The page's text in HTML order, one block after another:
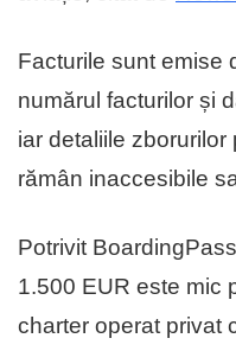
Facturile sunt emise
numărul facturilor și
iar detaliile
rămân inaccesibile
Potrivit
1.500 EUR este mic
charter operat privat